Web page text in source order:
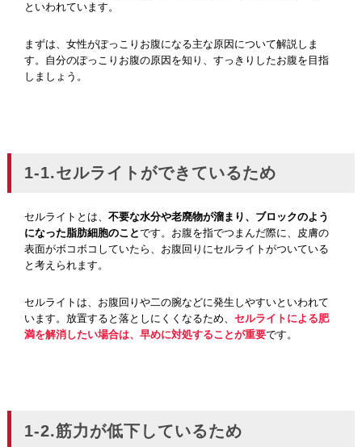
といわれています。
まずは、女性がぽっこりお腹になる主な原因について解説しま
す。自分のぽっこりお腹の原因を知り、すっきりしたお腹を目指
しましょう。
1-1.セルライトができているため
セルライトとは、不要な水分や老廃物が溜まり、ブロックのよう
になった脂肪細胞のことです。お腹を指でつまんだ際に、皮膚の
表面がボコボコしていたら、お腹回りにセルライトがついている
と考えられます。
セルライトは、お腹回りや二の腕などに発生しやすいといわれて
います。放置すると落としにくくなるため、セルライトによる肥
満を解消したい場合は、早めに対処することが重要です。
1-2.筋力が低下しているため